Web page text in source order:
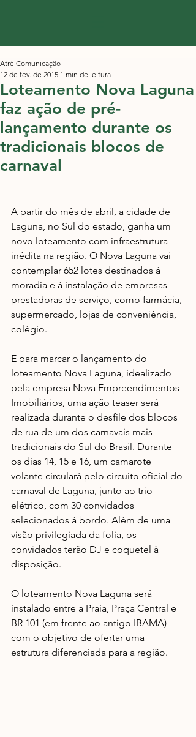
Loteamento Nova Laguna
faz ação de pré-
lançamento durante os
tradicionais blocos de
carnaval
Atré Comunicação
12 de fev. de 2015 1 min de leitura
A partir do mês de abril, a cidade de
Laguna, no Sul do estado, ganha um
novo loteamento com infraestrutura
inédita na região. O Nova Laguna vai
contemplar 652 lotes destinados à
moradia e à instalação de empresas
prestadoras de serviço, como farmácia,
supermercado, lojas de conveniência,
colégio.
E para marcar o lançamento do
loteamento Nova Laguna, idealizado
pela empresa Nova Empreendimentos
Imobiliários, uma ação teaser será
realizada durante o desfile dos blocos
de rua de um dos carnavais mais
tradicionais do Sul do Brasil. Durante
os dias 14, 15 e 16, um camarote
volante circulará pelo circuito oficial do
carnaval de Laguna, junto ao trio
elétrico, com 30 convidados
selecionados à bordo. Além de uma
visão privilegiada da folia, os
convidados terão DJ e coquetel à
disposição.
O loteamento Nova Laguna será
instalado entre a Praia, Praça Central e
BR 101 (em frente ao antigo IBAMA)
com o objetivo de ofertar uma
estrutura diferenciada para a região.